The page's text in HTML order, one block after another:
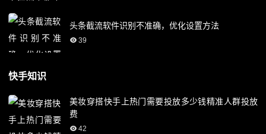
头条截流软件识别不准确，优化设置方法
39
快手知识
美妆穿搭快手上热门需要投放多少钱精准人群投放
费
42